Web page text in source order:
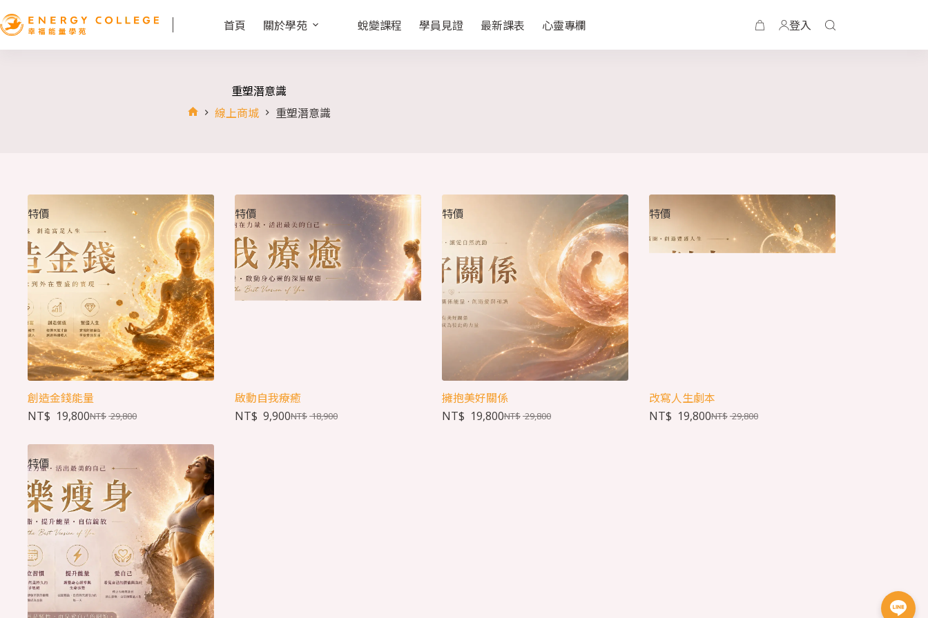
首頁 關於學苑 蛻變課程 學員見證 最新課表 心靈專欄 登入
重塑潛意識
線上商城
重塑潛意識
特價
創造金錢能量
NT$29,800
NT$ 19,800
特價
啟動自我療癒
NT$18,900
NT$ 9,900
特價
擁抱美好關係
NT$29,800
NT$ 19,800
特價
改寫人生劇本
NT$29,800
NT$ 19,800
特價